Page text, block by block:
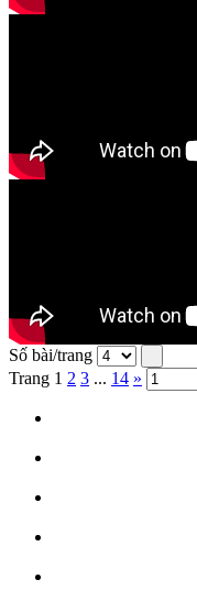
Số bài/trang
Trang 1 2 3 ... 14 »